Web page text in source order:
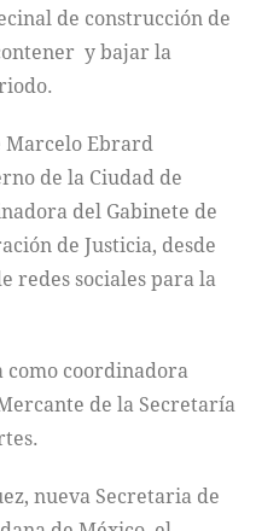
de construcción de
y bajar la
Ebrard
de la Ciudad de
del Gabinete de
de Justicia, desde
redes sociales para la
como coordinadora
de la Secretaría
nueva Secretaria de